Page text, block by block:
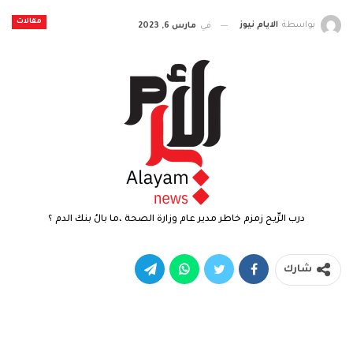
مقالات بواسطة الايام نيوز في مارس 6, 2023
درب الرِّيح زمزم خاطر مدير عام وزارة الصحة ،ما بالُ بنك الدم ؟
شارك